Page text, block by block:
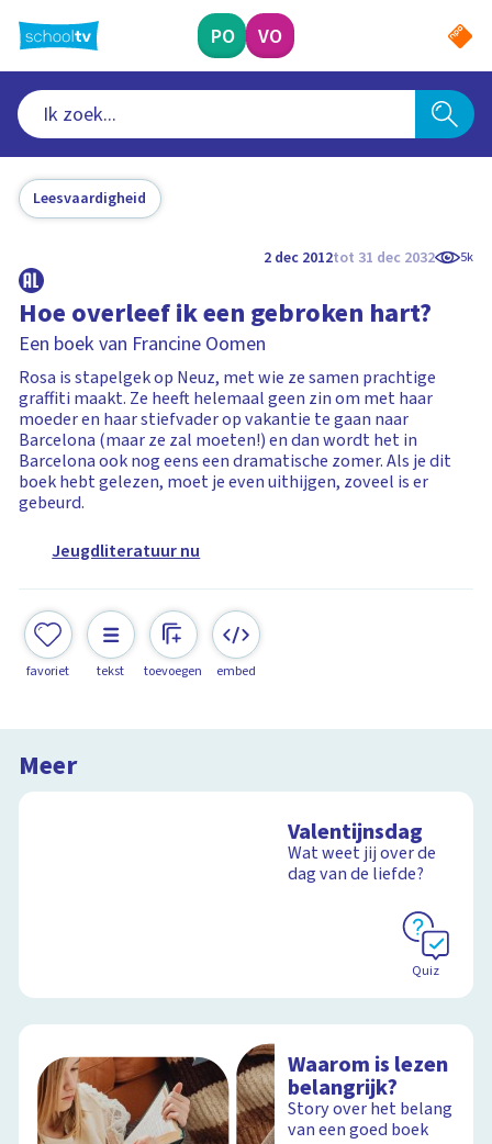
naar
hoofdinhoud
PO VO
Leesvaardigheid
2 dec 2012tot 31 dec 2032 5k
Hoe overleef ik een gebroken hart?
Een boek van Francine Oomen
Rosa is stapelgek op Neuz, met wie ze samen prachtige
graffiti maakt. Ze heeft helemaal geen zin om met haar
moeder en haar stiefvader op vakantie te gaan naar
Barcelona (maar ze zal moeten!) en dan wordt het in
Barcelona ook nog eens een dramatische zomer. Als je dit
boek hebt gelezen, moet je even uithijgen, zoveel is er
gebeurd.
Jeugdliteratuur nu
favoriet tekst toevoegen embed
Meer
Valentijnsdag
Wat weet jij over de
dag van de liefde?
Quiz
Waarom is lezen
belangrijk?
Story over het belang
van een goed boek